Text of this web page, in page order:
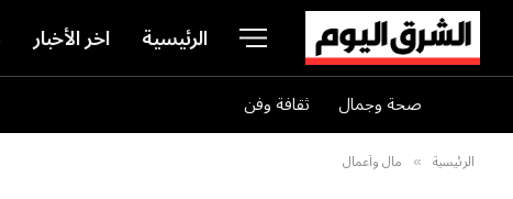
الرئيسية اخر الأخبار
صحة وجمال ثقافة وفن
الرئيسية » مال وأعمال